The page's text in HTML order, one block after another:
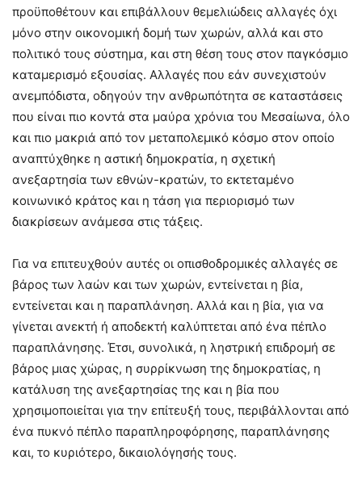
προϋποθέτουν και επιβάλλουν θεμελιώδεις αλλαγές όχι
μόνο στην οικονομική δομή των χωρών, αλλά και στο
πολιτικό τους σύστημα, και στη θέση τους στον παγκόσμιο
καταμερισμό εξουσίας. Αλλαγές που εάν συνεχιστούν
ανεμπόδιστα, οδηγούν την ανθρωπότητα σε καταστάσεις
που είναι πιο κοντά στα μαύρα χρόνια του Μεσαίωνα, όλο
και πιο μακριά από τον μεταπολεμικό κόσμο στον οποίο
αναπτύχθηκε η αστική δημοκρατία, η σχετική
ανεξαρτησία των εθνών-κρατών, το εκτεταμένο
κοινωνικό κράτος και η τάση για περιορισμό των
διακρίσεων ανάμεσα στις τάξεις.
Για να επιτευχθούν αυτές οι οπισθοδρομικές αλλαγές σε
βάρος των λαών και των χωρών, εντείνεται η βία,
εντείνεται και η παραπλάνηση. Αλλά και η βία, για να
γίνεται ανεκτή ή αποδεκτή καλύπτεται από ένα πέπλο
παραπλάνησης. Έτσι, συνολικά, η ληστρική επιδρομή σε
βάρος μιας χώρας, η συρρίκνωση της δημοκρατίας, η
κατάλυση της ανεξαρτησίας της και η βία που
χρησιμοποιείται για την επίτευξή τους, περιβάλλονται από
ένα πυκνό πέπλο παραπληροφόρησης, παραπλάνησης
και, το κυριότερο, δικαιολόγησής τους.